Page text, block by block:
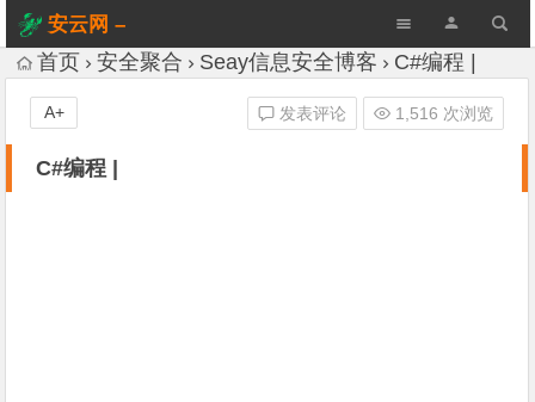
安云网 –
AnYun.ORG
首页 安全聚合 Seay信息安全博客 C#编程 |
C#编程 |
发表评论 1,516 次浏览
A+